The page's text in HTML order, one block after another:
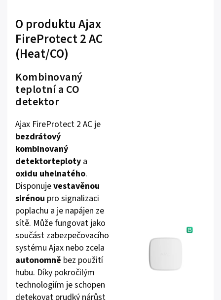
O produktu Ajax
FireProtect 2 AC
(Heat/CO)
Kombinovaný
teplotní a CO
detektor
Ajax FireProtect 2 AC je
bezdrátový
kombinovaný
detektorteploty a
oxidu uhelnatého.
Disponujevestavěnou
sirénou pro signalizaci
poplachu a je napájen ze
sítě. Může fungovat jako
součást zabezpečovacího
systému Ajax nebo zcela
autonomně bez použití
hubu. Díky pokročilým
technologiím je schopen
detekovat prudký nárůst